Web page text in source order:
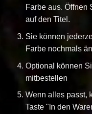
Farbe aus. Öffnen
auf den Titel.
Sie können
Farbe nochmals
Optional können
mitbestellen
Wenn alles passt,
Taste "In den